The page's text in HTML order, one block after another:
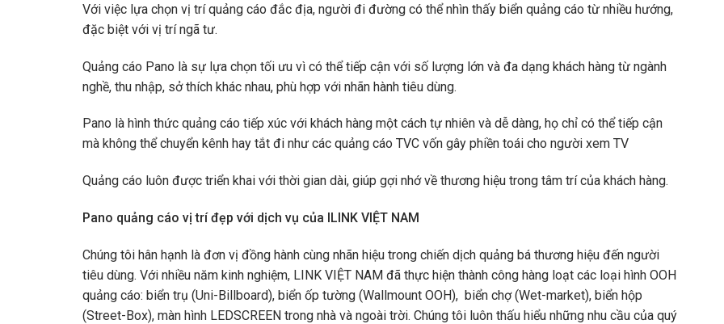
Với việc lựa chọn vị trí quảng cáo đắc địa, người đi đường có thể nhìn thấy biển quảng cáo từ nhiều hướng,
đặc biệt với vị trí ngã tư.
Quảng cáo Pano là sự lựa chọn tối ưu vì có thể tiếp cận với số lượng lớn và đa dạng khách hàng từ ngành
nghề, thu nhập, sở thích khác nhau, phù hợp với nhãn hành tiêu dùng.
Pano là hình thức quảng cáo tiếp xúc với khách hàng một cách tự nhiên và dễ dàng, họ chỉ có thể tiếp cận
mà không thể chuyển kênh hay tắt đi như các quảng cáo TVC vốn gây phiền toái cho người xem TV
Quảng cáo luôn được triển khai với thời gian dài, giúp gợi nhớ về thương hiệu trong tâm trí của khách hàng.
Pano quảng cáo vị trí đẹp với dịch vụ của ILINK VIỆT NAM
Chúng tôi hân hạnh là đơn vị đồng hành cùng nhãn hiệu trong chiến dịch quảng bá thương hiệu đến người
tiêu dùng. Với nhiều năm kinh nghiệm, LINK VIỆT NAM đã thực hiện thành công hàng loạt các loại hình OOH
quảng cáo: biển trụ (Uni-Billboard), biển ốp tường (Wallmount OOH), biển chợ (Wet-market), biển hộp
(Street-Box), màn hình LEDSCREEN trong nhà và ngoài trời. Chúng tôi luôn thấu hiểu những nhu cầu của quý